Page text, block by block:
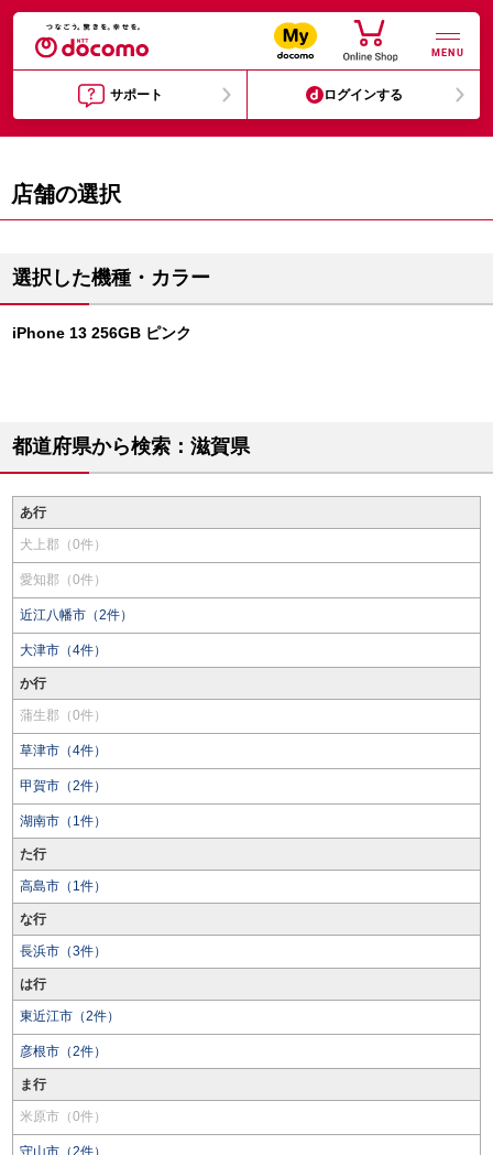
MENU
サポート ログインする
店舗の選択
選択した機種・カラー
iPhone 13 256GB ピンク
都道府県から検索：滋賀県
あ行
犬上郡（0件）
愛知郡（0件）
近江八幡市（2件）
大津市（4件）
か行
蒲生郡（0件）
草津市（4件）
甲賀市（2件）
湖南市（1件）
た行
高島市（1件）
な行
長浜市（3件）
は行
東近江市（2件）
彦根市（2件）
ま行
米原市（0件）
守山市（2件）